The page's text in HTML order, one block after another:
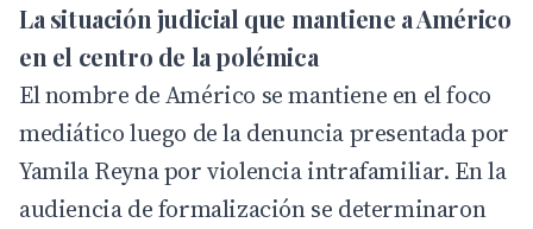
La situación judicial que mantiene a Américo
en el centro de la polémica
El nombre de Américo se mantiene en el foco
mediático luego de la denuncia presentada por
Yamila Reyna por violencia intrafamiliar. En la
audiencia de formalización se determinaron